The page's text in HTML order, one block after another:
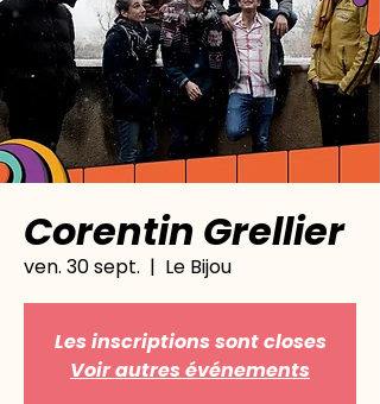
Corentin Grellier
ven. 30 sept.
  |
Le Bijou
Les inscriptions sont closes
Voir autres événements